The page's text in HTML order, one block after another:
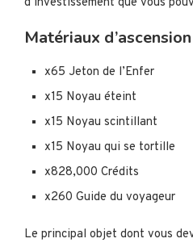
Matériaux d’ascension
x65 Jeton de l’Enfer
x15 Noyau éteint
x15 Noyau scintillant
x15 Noyau qui se tortille
x828,000 Crédits
x260 Guide du voyageur
Le principal objet dont vous